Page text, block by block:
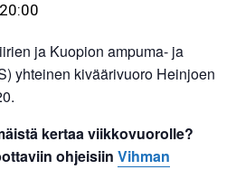
20:00
ja Kuopion ampuma- ja
yhteinen kiväärivuoro Heinjoen
kertaa viikkovuorolle?
ohjeisiin Vihman